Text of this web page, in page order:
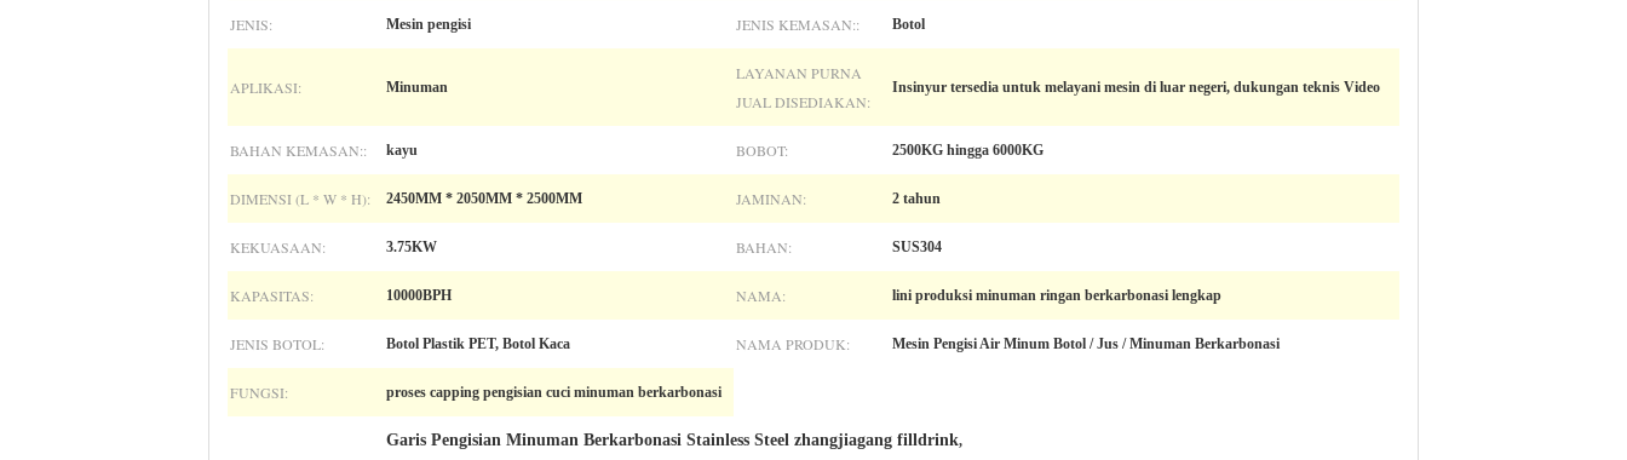
JENIS: Mesin pengisi JENIS KEMASAN:: Botol
APLIKASI: Minuman
LAYANAN PURNA
JUAL DISEDIAKAN:
Insinyur tersedia untuk melayani mesin di luar negeri, dukungan teknis Video
BAHAN KEMASAN:: kayu BOBOT: 2500KG hingga 6000KG
DIMENSI (L * W * H): 2450MM * 2050MM * 2500MM JAMINAN: 2 tahun
KEKUASAAN: 3.75KW BAHAN: SUS304
KAPASITAS: 10000BPH NAMA: lini produksi minuman ringan berkarbonasi lengkap
JENIS BOTOL: Botol Plastik PET, Botol Kaca NAMA PRODUK: Mesin Pengisi Air Minum Botol / Jus / Minuman Berkarbonasi
FUNGSI: proses capping pengisian cuci minuman berkarbonasi
Garis Pengisian Minuman Berkarbonasi Stainless Steel zhangjiagang filldrink,